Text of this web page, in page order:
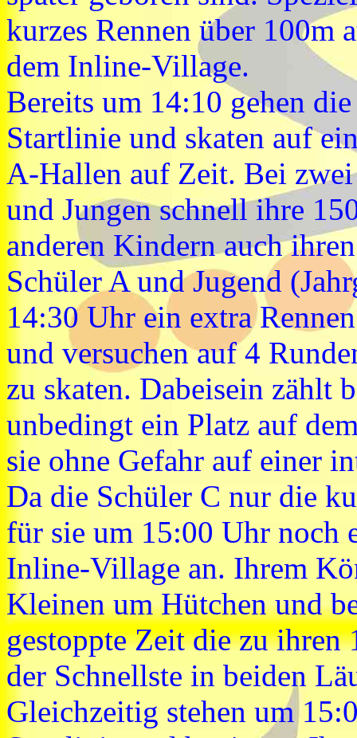
kurzes Rennen über 100m
dem Inline-Village.
Bereits um 14:10 gehen
Startlinie und skaten auf
A-Hallen auf Zeit. Bei
und Jungen schnell ihre
anderen Kindern auch
Schüler A und Jugend
14:30 Uhr ein extra
und versuchen auf 4
zu skaten. Dabeisein zählt
unbedingt ein Platz auf
sie ohne Gefahr auf einer
Da die Schüler C nur die
für sie um 15:00 Uhr noch
Inline-Village an. Ihrem
Kleinen um Hütchen und
gestoppte Zeit die zu
der Schnellste in beiden
Gleichzeitig stehen um